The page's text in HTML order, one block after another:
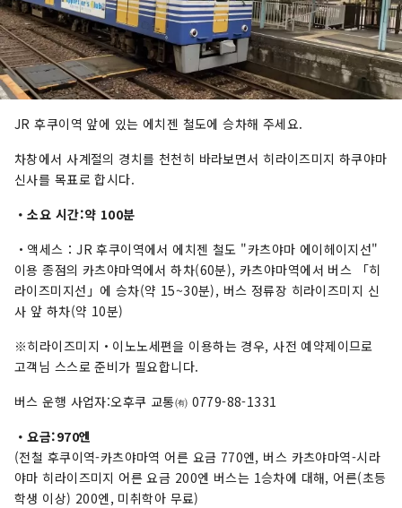
JR 후쿠이역 앞에 있는 에치젠 철도에 승차해 주세요.
차창에서 사계절의 경치를 천천히 바라보면서 히라이즈미지 하쿠야마
신사를 목표로 합시다.
・소요 시간:약 100분
・액세스：JR 후쿠이역에서 에치젠 철도 "카츠야마 에이헤이지선"
이용 종점의 카츠야마역에서 하차(60분), 카츠야마역에서 버스 「히
라이즈미지선」에 승차(약 15~30분), 버스 정류장 히라이즈미지 신
사 앞 하차(약 10분)
※히라이즈미지・이노노세편을 이용하는 경우, 사전 예약제이므로
고객님 스스로 준비가 필요합니다.
버스 운행 사업자:오후쿠 교통㈲ 0779-88-1331
・요금:970엔
(전철 후쿠이역-카츠야마역 어른 요금 770엔, 버스 카츠야마역-시라
야마 히라이즈미지 어른 요금 200엔 버스는 1승차에 대해, 어른(초등
학생 이상) 200엔, 미취학아 무료)